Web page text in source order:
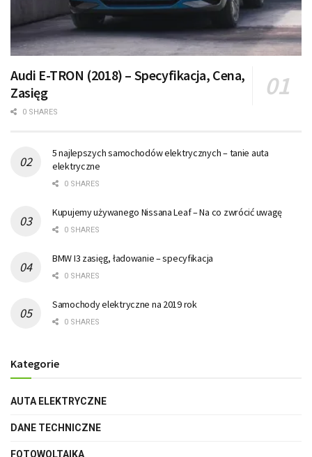
Audi E-TRON (2018) – Specyfikacja, Cena,
Zasięg
0 SHARES
5 najlepszych samochodów elektrycznych – tanie auta
elektryczne
0 SHARES
Kupujemy używanego Nissana Leaf – Na co zwrócić uwagę
0 SHARES
BMW I3 zasięg, ładowanie – specyfikacja
0 SHARES
Samochody elektryczne na 2019 rok
0 SHARES
Kategorie
AUTA ELEKTRYCZNE
DANE TECHNICZNE
FOTOWOLTAIKA